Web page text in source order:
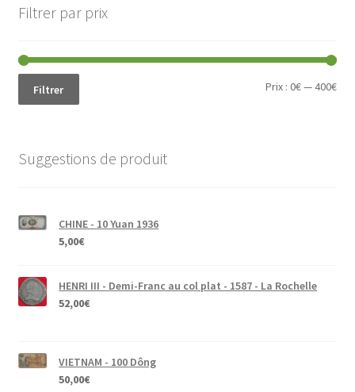
Filtrer par prix
Prix
Prix
Filtrer Prix :0€—400€
Suggestions de produit
CHINE - 10 Yuan 1936
5,00€
HENRI III - Demi-Franc au col plat - 1587 - La Rochelle
52,00€
VIETNAM - 100 Dông
50,00€